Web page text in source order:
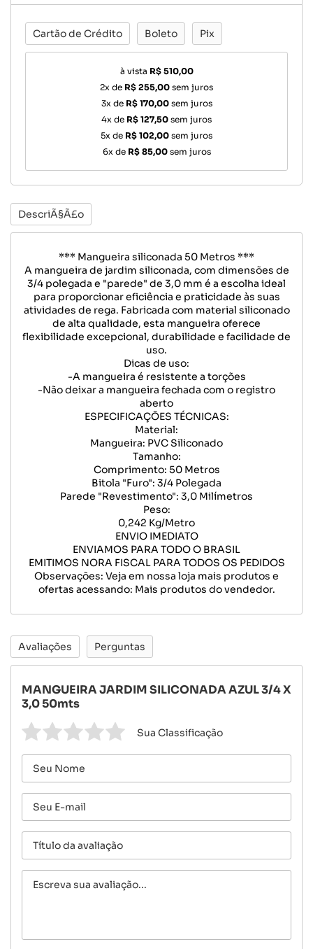
Cartão de Crédito Boleto Pix
à vista R$ 510,00
2x de R$ 255,00 sem juros
3x de R$ 170,00sem juros
4x de R$ 127,50 sem juros
5x de R$ 102,00 sem juros
6x de R$ 85,00sem juros
DescriÃ§Ã£o
*** Mangueira siliconada 50 Metros ***
A mangueira de jardim siliconada, com dimensões de
3/4 polegada e "parede" de 3,0 mm é a escolha ideal
para proporcionar eficiência e praticidade às suas
atividades de rega. Fabricada com material siliconado
de alta qualidade, esta mangueira oferece
flexibilidade excepcional, durabilidade e facilidade de
uso.
Dicas de uso:
-A mangueira é resistente a torções
-Não deixar a mangueira fechada com o registro
aberto
ESPECIFICAÇÕES TÉCNICAS:
Material:
Mangueira: PVC Siliconado
Tamanho:
Comprimento: 50 Metros
Bitola "Furo": 3/4 Polegada
Parede "Revestimento": 3,0 Milímetros
Peso:
0,242 Kg/Metro
ENVIO IMEDIATO
ENVIAMOS PARA TODO O BRASIL
EMITIMOS NORA FISCAL PARA TODOS OS PEDIDOS
Observações: Veja em nossa loja mais produtos e
ofertas acessando: Mais produtos do vendedor.
Avaliações Perguntas
MANGUEIRA JARDIM SILICONADA AZUL 3/4 X
3,0 50mts
Sua Classificação